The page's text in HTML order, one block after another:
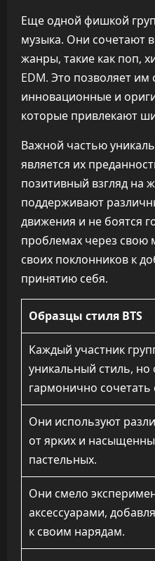
Еще одной фишкой
музыка. Они сочетают
жанры, такие как поп,
EDM. Это позволяет им
инновационные и
которые привлекают
Важной частью
является их
позитивный взгляд на
поддерживают
движения и не боятся
проблемах через
своих поклонников к
принятию себя.
Образцы стиля BTS
Каждый участник
уникальный стиль,
гармонично сочетать
Они используют
от ярких и
пастельных.
Они смело
аксессуарами,
к своим нарядам.